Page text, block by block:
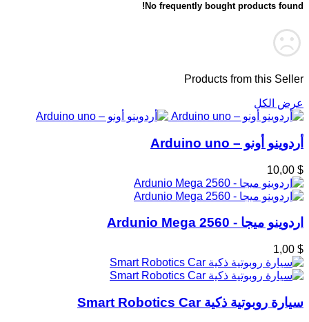
No frequently bought products found!
Products from this Seller
عرض الكل
أردوينو أونو – Arduino uno
$ 10,00
اردوينو ميجا - Ardunio Mega 2560
$ 1,00
سيارة روبوتية ذكية Smart Robotics Car